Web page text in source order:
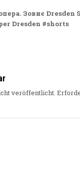
Зовнє Dresden
Dresden #shorts
veröffentlicht.